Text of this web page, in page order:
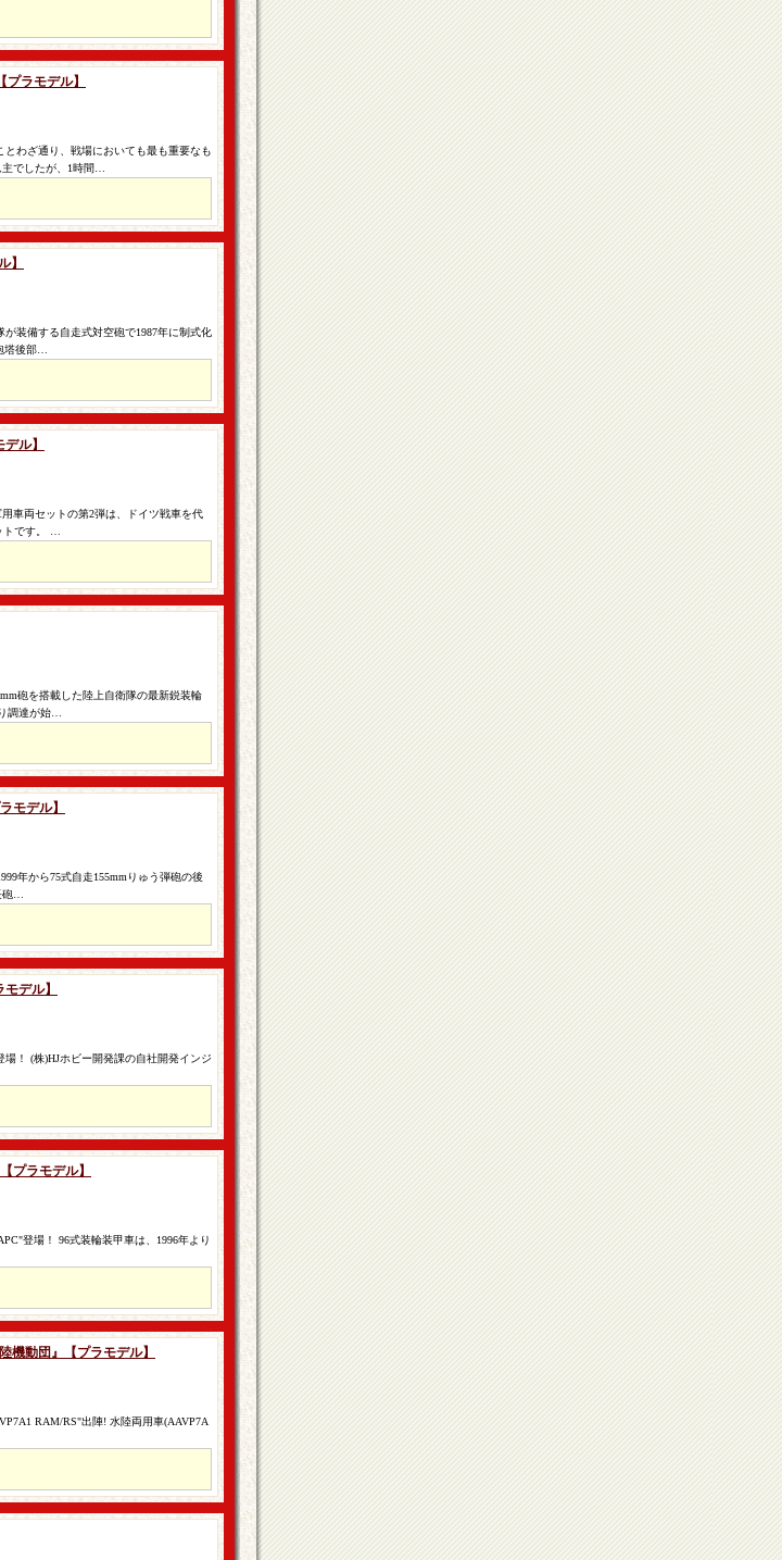
ラモデル】
わざ通り、戦場においても最も重要なも
でしたが、1時間…
】
装備する自走式対空砲で1987年に制式化
塔後部…
ル】
車両セットの第2弾は、ドイツ戦車を代
です。 …
砲を搭載した陸上自衛隊の最新鋭装輪
調達が始…
モデル】
年から75式自走155mmりゅう弾砲の後
…
デル】
！ (株)HJホビー開発課の自社開発インジ
プラモデル】
登場！ 96式装輪装甲車は、1996年より
機動団』【プラモデル】
RAM/RS"出陣! 水陸両用車(AAVP7A